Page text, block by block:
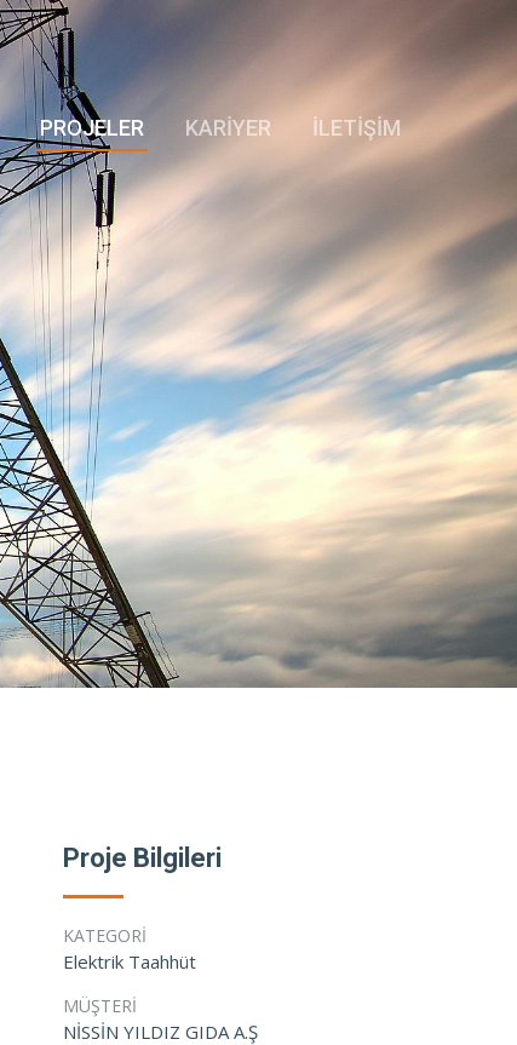
PROJELER KARİYER İLETİŞİM
Proje Bilgileri
KATEGORİ
Elektrik Taahhüt
MÜŞTERİ
NİSSİN YILDIZ GIDA A.Ş